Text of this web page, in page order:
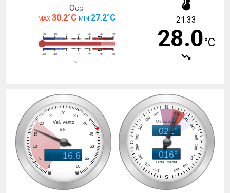
Oggi
MAX30.2°C MIN 27.2°C 21.33
28.0°C